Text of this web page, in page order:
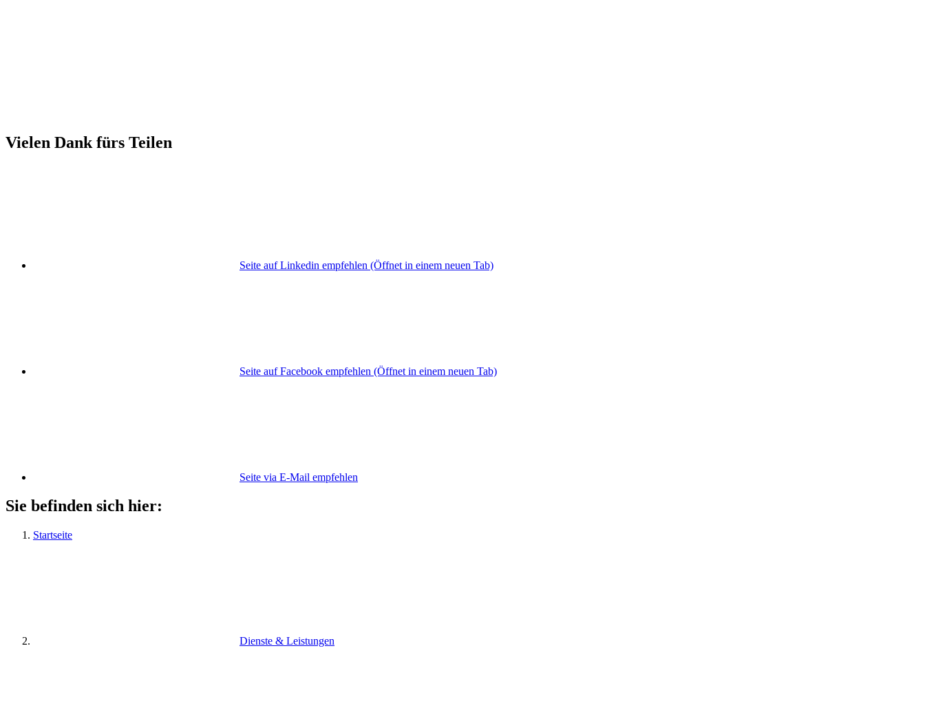
Vielen Dank fürs Teilen
Seite auf Linkedin empfehlen (Öffnet in einem neuen Tab)
Seite auf Facebook empfehlen (Öffnet in einem neuen Tab)
Seite via E-Mail empfehlen
Sie befinden sich hier:
Startseite
Dienste & Leistungen